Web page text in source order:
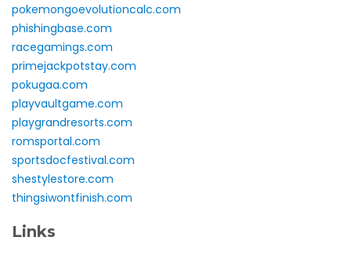
pokemongoevolutioncalc.com
phishingbase.com
racegamings.com
primejackpotstay.com
pokugaa.com
playvaultgame.com
playgrandresorts.com
romsportal.com
sportsdocfestival.com
shestylestore.com
thingsiwontfinish.com
Links